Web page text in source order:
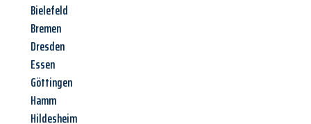
Bielefeld
Bremen
Dresden
Essen
Göttingen
Hamm
Hildesheim